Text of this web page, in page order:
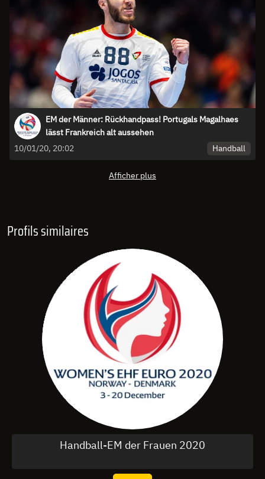
EM der Männer: Rückhandpass! Portugals Magalhaes
lässt Frankreich alt aussehen
10/01/20, 20:02
Handball
Afficher plus
Profils similaires
Handball-EM der Frauen 2020